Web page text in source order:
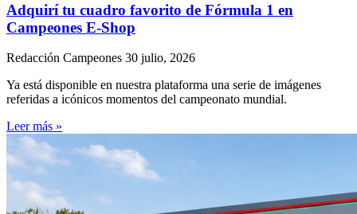
Adquirí tu cuadro favorito de Fórmula 1 en
Campeones E-Shop
Redacción Campeones 30 julio, 2026
Ya está disponible en nuestra plataforma una serie de imágenes
referidas a icónicos momentos del campeonato mundial.
Leer más »